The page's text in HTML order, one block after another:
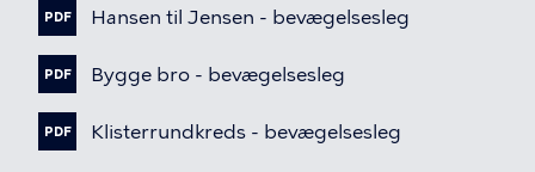
Fil
PDF Hansen til Jensen - bevægelsesleg
Fil
PDF Bygge bro - bevægelsesleg
Fil
PDF Klisterrundkreds - bevægelsesleg